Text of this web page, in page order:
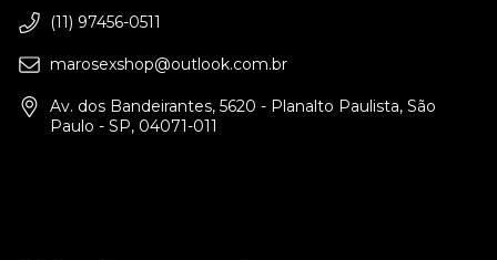
(11) 97456-0511
marosexshop@outlook.com.br
Av. dos Bandeirantes, 5620 - Planalto Paulista, São
Paulo - SP, 04071-011